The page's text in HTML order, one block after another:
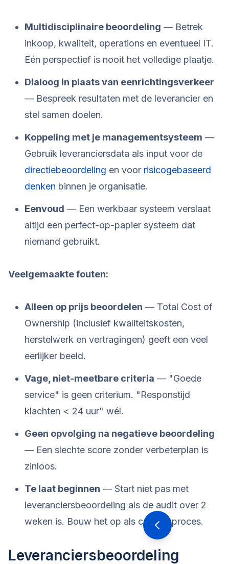
Multidisciplinaire beoordeling — Betrek
inkoop, kwaliteit, operations en eventueel IT.
Eén perspectief is nooit het volledige plaatje.
Dialoog in plaats van eenrichtingsverkeer
— Bespreek resultaten met de leverancier en
stel samen doelen.
Koppeling met je managementsysteem —
Gebruik leveranciersdata als input voor de
directiebeoordeling en voor risicogebaseerd
denken binnen je organisatie.
Eenvoud — Een werkbaar systeem verslaat
altijd een perfect-op-papier systeem dat
niemand gebruikt.
Veelgemaakte fouten:
Alleen op prijs beoordelen — Total Cost of
Ownership (inclusief kwaliteitskosten,
herstelwerk en vertragingen) geeft een veel
eerlijker beeld.
Vage, niet-meetbare criteria — "Goede
service" is geen criterium. "Responstijd
klachten < 24 uur" wél.
Geen opvolging na negatieve beoordeling
— Een slechte score zonder verbeterplan is
zinloos.
Te laat beginnen — Start niet pas met
leveranciersbeoordeling als de audit over 2
weken is. Bouw het op als continu proces.
Leveranciersbeoordeling